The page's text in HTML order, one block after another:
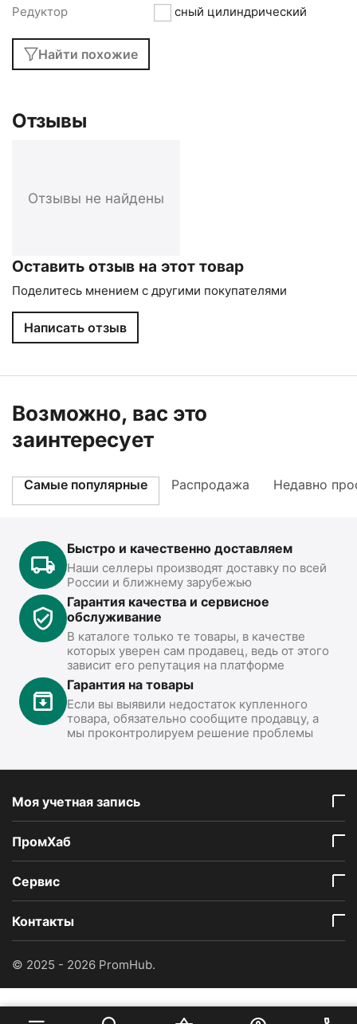
Редуктор соосный цилиндрический
Найти похожие
Отзывы
Отзывы не найдены
Оставить отзыв на этот товар
Поделитесь мнением с другими покупателями
Написать отзыв
Возможно, вас это
заинтересует
Самые популярные Распродажа Недавно
Быстро и качественно доставляем
Наши селлеры производят доставку по всей
России и ближнему зарубежью
Гарантия качества и сервисное
обслуживание
В каталоге только те товары, в качестве
которых уверен сам продавец, ведь от этого
зависит его репутация на платформе
Гарантия на товары
Если вы выявили недостаток купленного
товара, обязательно сообщите продавцу, а
мы проконтролируем решение проблемы
Моя учетная запись
ПромХаб
Сервис
Контакты
© 2025 - 2026 PromHub.